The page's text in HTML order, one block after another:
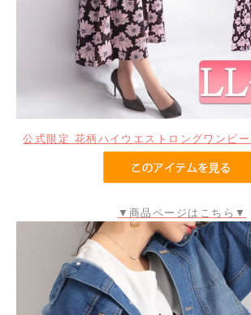
公式限定 花柄ハイウエストロングワンピ
▼商品ページはこちら▼